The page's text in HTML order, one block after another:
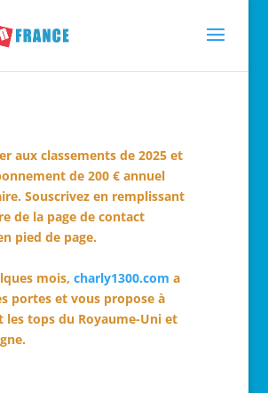
aux classements de 2025 et
de 200 € annuel
Souscrivez en remplissant
de la page de contact
pied de page.
mois, charly1300.com a
portes et vous propose à
tops du Royaume-Uni et